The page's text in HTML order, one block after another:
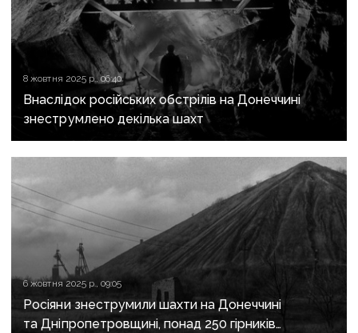
8 жовтня 2025 р., 06:40
Внаслідок російських обстрілів на Донеччині
знеструмлено декілька шахт
6 жовтня 2025 р., 09:05
Росіяни знеструмили шахти на Донеччині
та Дніпропетровщині, понад 250 гірників